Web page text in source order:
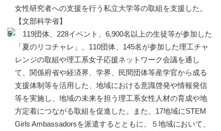
女性研究者への支援を行う私立大学等の取組を支援した。
【文部科学省】
119団体、228イベント、6,900名以上の生徒等が参加した
「夏のリコチャレ」、110団体、145名が参加した理工チャ
レンジの取組や理工系女子応援ネットワーク会議を通し
て、関係府省や経済界、学界、民間団体等産学官から成る
支援体制等を活用した、地域における意識啓発や情報発信
等を実施し、地域の未来を担う理工系女性人材の育成や地
方定着につながる取組を促進した。また、17地域にSTEM
Girls Ambassadorsを派遣するとともに、５地域において、